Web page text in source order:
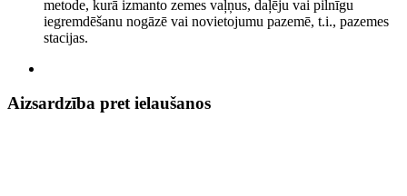
metode, kurā izmanto zemes vaļņus, daļēju vai pilnīgu
iegremdēšanu nogāzē vai novietojumu pazemē, t.i., pazemes
stacijas.
Aizsardzība pret ielaušanos